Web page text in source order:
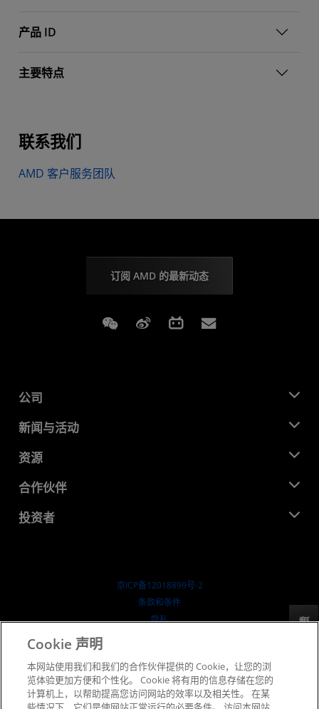
产品 ID
主要特点
联系我们
AMD 客户服务团队
反馈
订阅 AMD 的最新动态
Weixin Weibo Bilibili
公司
关于 AMD
企业责任
就业机会
联系我们
新闻与活动
新闻中心
媒体库
资源
开发中心
成功案例
合作伙伴
AMD 合作伙伴中心
投资者
京ICP备12018899号-2
​条款和条件
隐私
公开公平竞争
英国税收策略
Cookie 政策
Cookie 声明
本网站使用我们和我们的合作伙伴提供的 Cookie，让您的浏
览体验更加方便和个性化。 Cookie 将有用的信息存储在您的
计算机上，以帮助提高您访问网站的效率以及相关性。 在某